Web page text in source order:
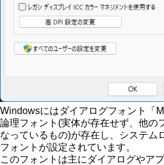
Windowsにはダイアログフォント「
論理フォント(実体が存在せず、他の
なっているもの)が存在し、システム
フォントが設定されています。
このフォントは主にダイアログやア